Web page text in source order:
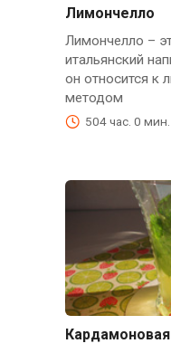
Лимончелло
Лимончелло –
итальянский
он относится к
методом
504 час. 0 мин.